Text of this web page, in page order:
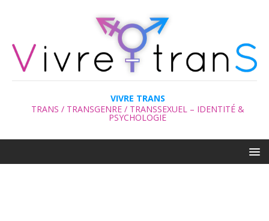
VIVRE TRANS
TRANS / TRANSGENRE / TRANSSEXUEL – IDENTITÉ &
PSYCHOLOGIE